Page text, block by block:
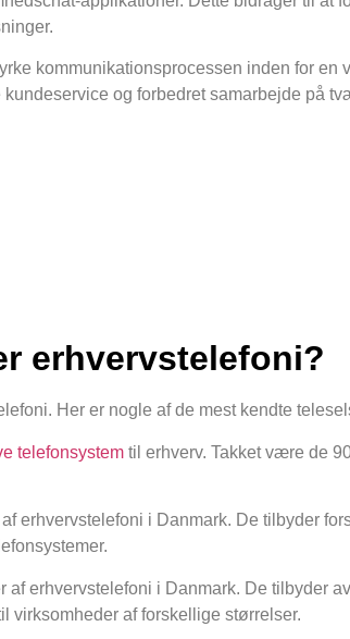
kommunikationsprocessen inden for en
og forbedret samarbejde på
erhvervstelefoni?
Her er nogle af de mest kendte
telefonsystem til erhverv. Takket være de
erhvervstelefoni i Danmark. De tilbyder
erhvervstelefoni i Danmark. De tilbyder
virksomheder af forskellige størrelser.